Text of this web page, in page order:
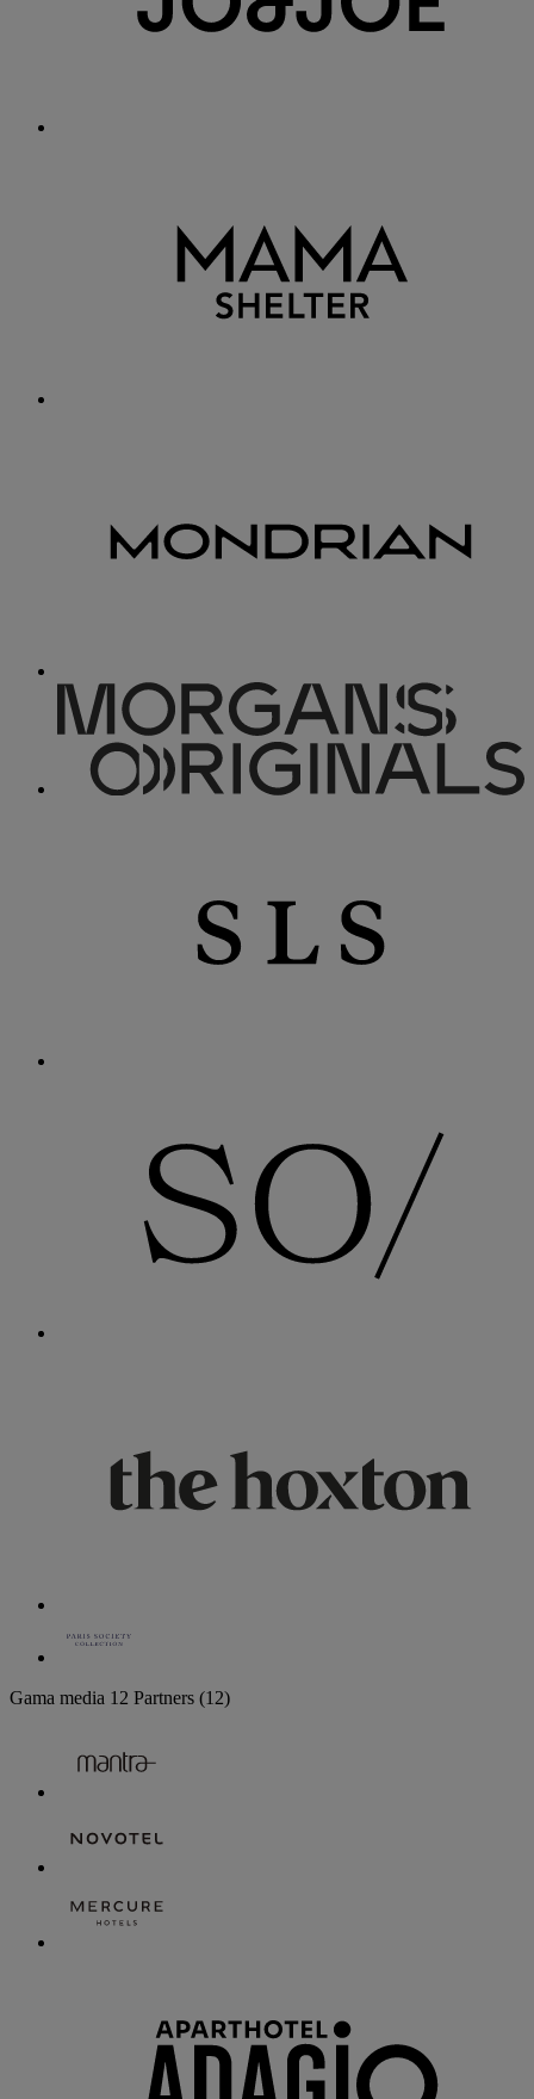
Gama media 12 Partners (12)